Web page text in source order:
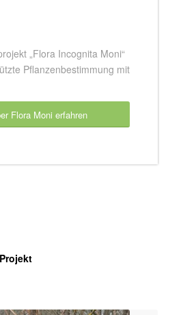
„Flora Incognita Moni“
Pflanzenbestimmung mit
Flora Moni erfahren